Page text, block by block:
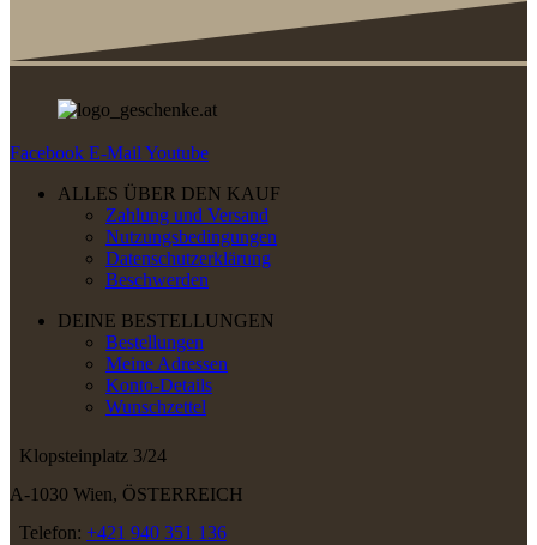
Facebook E-Mail Youtube
ALLES ÜBER DEN KAUF
Zahlung und Versand
Nutzungsbedingungen
Datenschutzerklärung
Beschwerden
DEINE BESTELLUNGEN
Bestellungen
Meine Adressen
Konto-Details
Wunschzettel
Klopsteinplatz 3/24
A-1030 Wien, ÖSTERREICH
Telefon: +421 940 351 136